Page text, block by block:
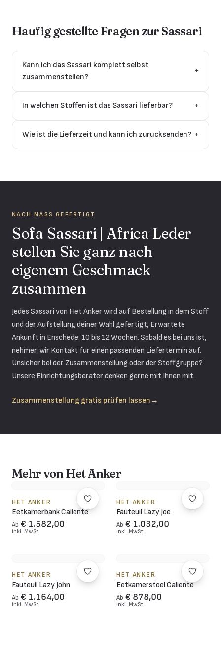
Haufig gestellte Fragen zur Sassari
Kann ich das Sassari komplett selbst
zusammenstellen?
+
In welchen Stoffen ist das Sassari lieferbar? +
Wie ist die Lieferzeit und kann ich zurucksenden? +
NACH MASS GEFERTIGT
Sofa Sassari | Africa Leder
stellen Sie ganz nach
eigenem Geschmack
zusammen
Jedes Sassari von Het Anker wird auf Bestellung in dem Stoff
und der Aufstellung deiner Wahl gefertigt, Erwartete
Ankunft in Enschede: 10 bis 12 Wochen. Sobald es bei uns ist,
nehmen wir Kontakt fur einen passenden Liefertermin auf.
Unsicher bei der Zusammenstellung oder der Stoffgruppe?
Unsere Einrichtungsberater denken gerne mit Ihnen mit.
Zusammenstellung gratis prüfen lassen →
Mehr von Het Anker
HET ANKER
Eetkamerbank Caliente
Ab € 1.582,00
inkl. MwSt.
HET ANKER
Fauteuil Lazy Joe
Ab € 1.032,00
inkl. MwSt.
HET ANKER
Fauteuil Lazy John
Ab € 1.164,00
inkl. MwSt.
HET ANKER
Eetkamerstoel Caliente
Ab € 878,00
inkl. MwSt.